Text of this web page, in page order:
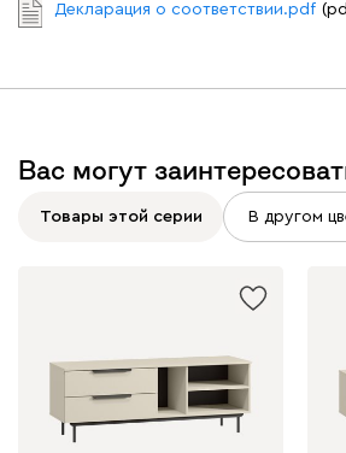
Декларация о соответствии.pdf
Вас могут
Товары этой серии В другом